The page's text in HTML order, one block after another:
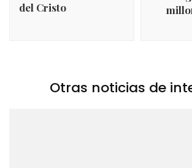
del Cristo
Otras noticias de